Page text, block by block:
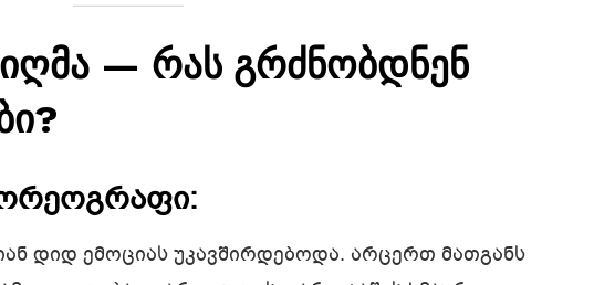
— რას გრძნობდნენ
დიდ ემოციას უკავშირდებოდა. არცერთ მათგანს